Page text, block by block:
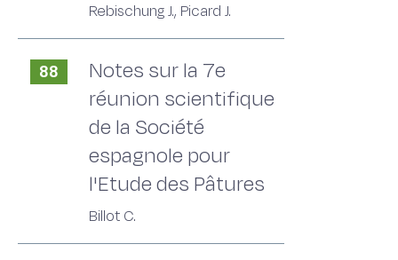
Rebischung J., Picard J.
88
Notes sur la 7e
réunion scientifique
de la Société
espagnole pour
l'Etude des Pâtures
Billot C.